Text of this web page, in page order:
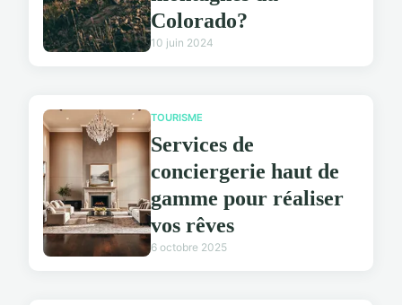
Colorado?
10 juin 2024
TOURISME
Services de
conciergerie haut de
gamme pour réaliser
vos rêves
6 octobre 2025